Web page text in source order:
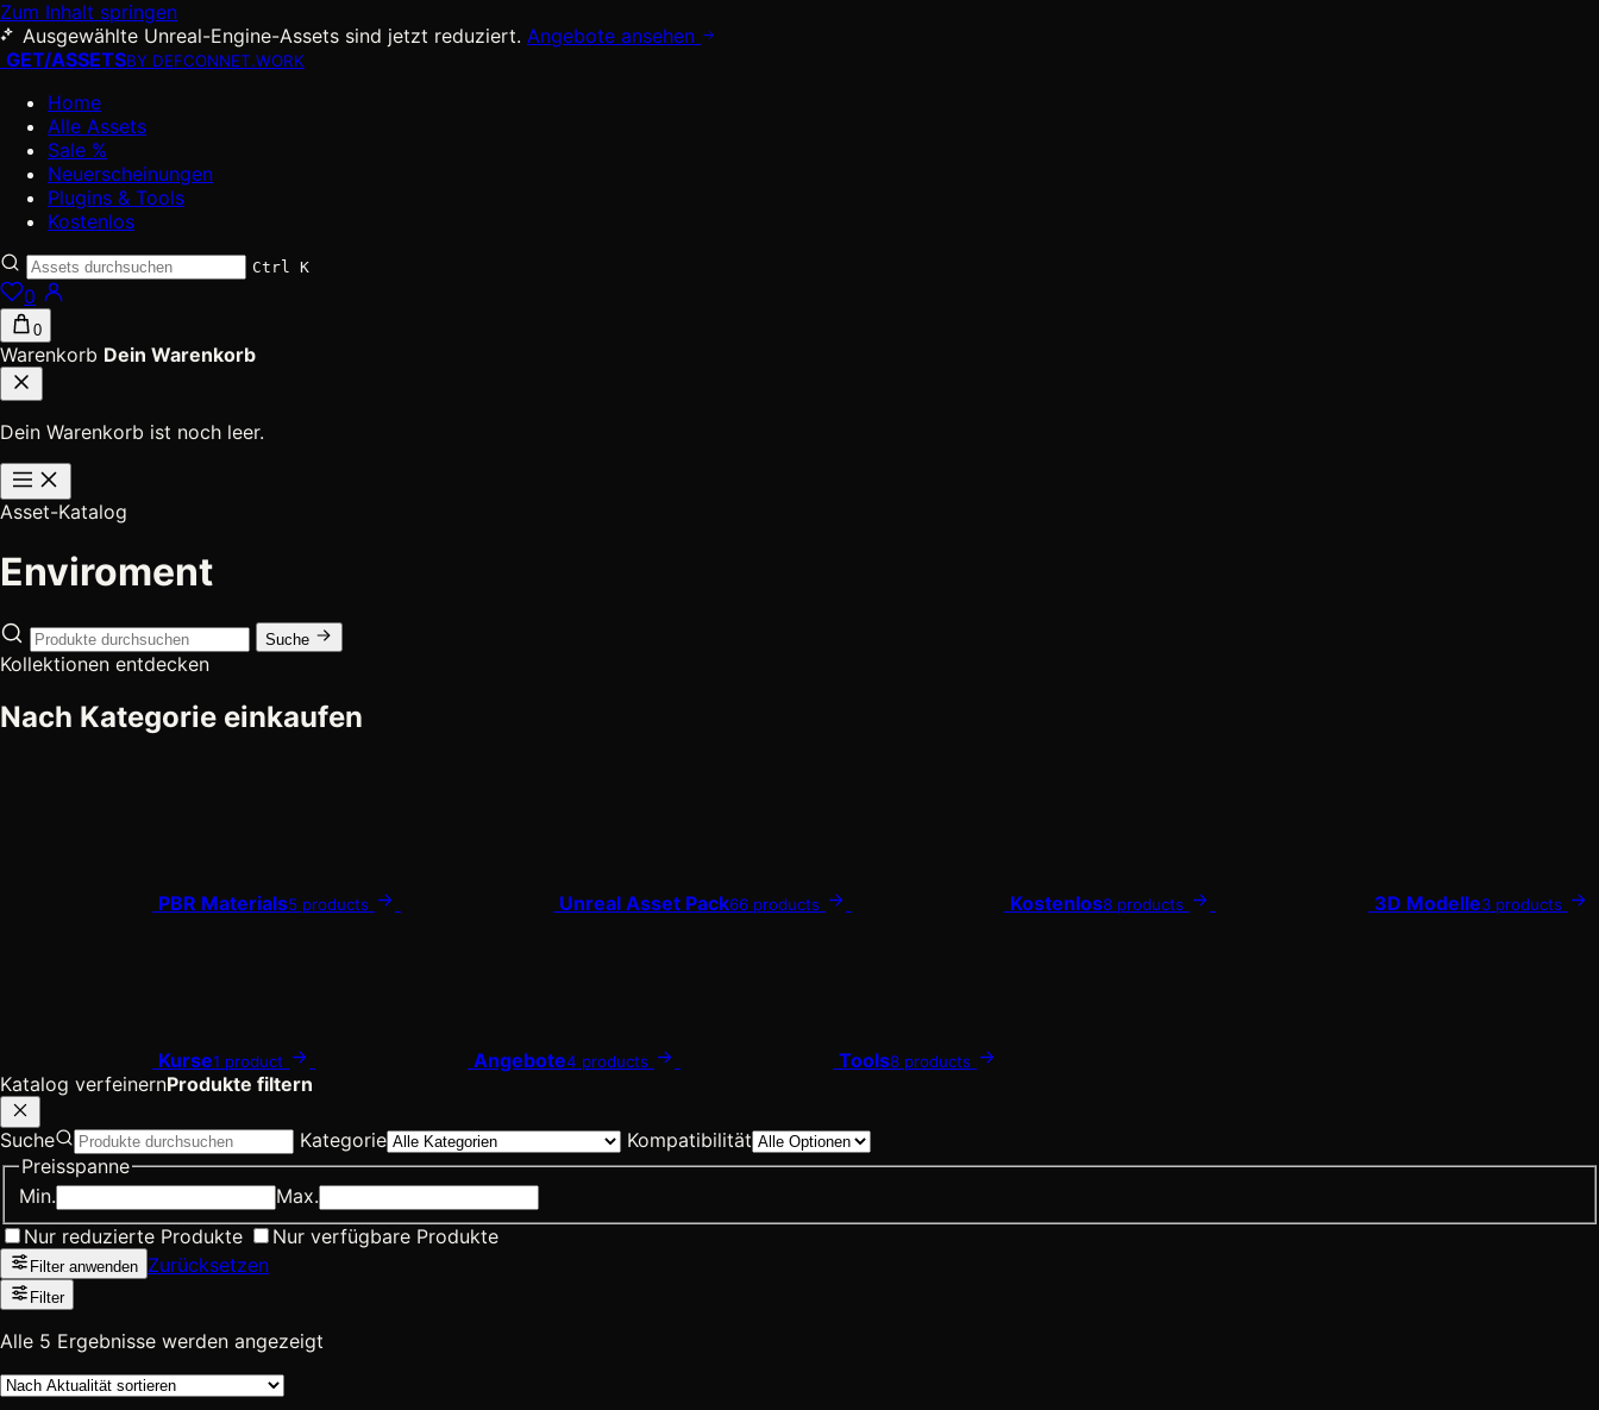
Zum Inhalt springen
Ausgewählte Unreal-Engine-Assets sind jetzt reduziert. Angebote ansehen
GET/ASSETSBY DEFCONNET.WORK
Home
Alle Assets
Sale %
Neuerscheinungen
Plugins & Tools
Kostenlos
Ctrl K
0
0
Warenkorb Dein Warenkorb
Dein Warenkorb ist noch leer.
Asset-Katalog
Enviroment
Suche
Kollektionen entdecken
Nach Kategorie einkaufen
PBR Materials5 products Unreal Asset Pack66 products Kostenlos8 products 3D Modelle3 products
Kurse1 product Angebote4 products Tools8 products
Katalog verfeinernProdukte filtern
Suche Kategorie
Kompatibilität
Preisspanne
Min.
Max.
Nur reduzierte Produkte
Nur verfügbare Produkte
Filter anwenden Zurücksetzen
Filter
Alle 5 Ergebnisse werden angezeigt